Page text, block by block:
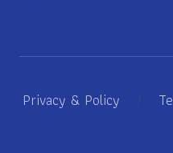
Privacy & Policy /